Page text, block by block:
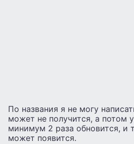
По названия я не могу
может не получится, а потом
минимум 2 раза обновится, и
может появится.